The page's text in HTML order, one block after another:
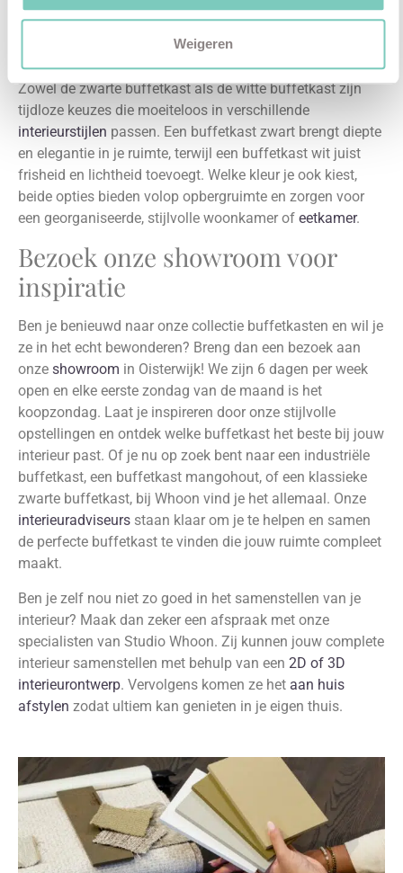
Weigeren
Zwarte en witte buffetkasten:
tijdloze klassiekers
Zowel de zwarte buffetkast als de witte buffetkast zijn
tijdloze keuzes die moeiteloos in verschillende
interieurstijlen passen. Een buffetkast zwart brengt diepte
en elegantie in je ruimte, terwijl een buffetkast wit juist
frisheid en lichtheid toevoegt. Welke kleur je ook kiest,
beide opties bieden volop opbergruimte en zorgen voor
een georganiseerde, stijlvolle woonkamer of eetkamer.
Bezoek onze showroom voor
inspiratie
Ben je benieuwd naar onze collectie buffetkasten en wil je
ze in het echt bewonderen? Breng dan een bezoek aan
onze showroom in Oisterwijk! We zijn 6 dagen per week
open en elke eerste zondag van de maand is het
koopzondag. Laat je inspireren door onze stijlvolle
opstellingen en ontdek welke buffetkast het beste bij jouw
interieur past. Of je nu op zoek bent naar een industriële
buffetkast, een buffetkast mangohout, of een klassieke
zwarte buffetkast, bij Whoon vind je het allemaal. Onze
interieuradviseurs staan klaar om je te helpen en samen
de perfecte buffetkast te vinden die jouw ruimte compleet
maakt.
Ben je zelf nou niet zo goed in het samenstellen van je
interieur? Maak dan zeker een afspraak met onze
specialisten van Studio Whoon. Zij kunnen jouw complete
interieur samenstellen met behulp van een 2D of 3D
interieurontwerp. Vervolgens komen ze het aan huis
afstylen zodat ultiem kan genieten in je eigen thuis.